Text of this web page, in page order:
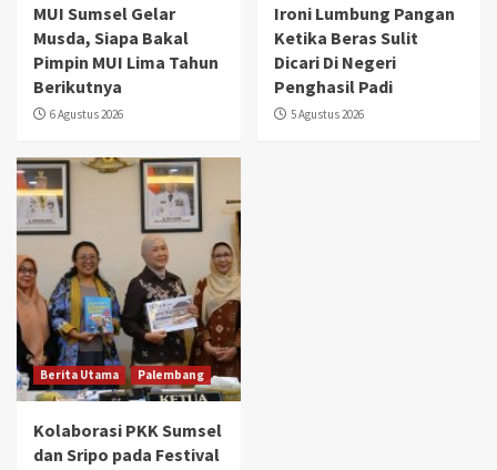
MUI Sumsel Gelar
Musda, Siapa Bakal
Pimpin MUI Lima Tahun
Berikutnya
6 Agustus 2026
Ironi Lumbung Pangan
Ketika Beras Sulit
Dicari Di Negeri
Penghasil Padi
5 Agustus 2026
Berita Utama Palembang
Kolaborasi PKK Sumsel
dan Sripo pada Festival